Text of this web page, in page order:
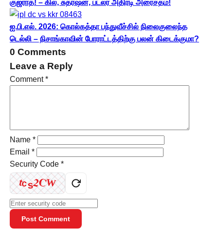
குஜராத்! – கில், சுதர்ஷன், பட்லர் அதிரடி அரைசதம்!
ஐ.பி.எல். 2026: கொல்கத்தா பந்துவீச்சில் நிலைகுலைந்த
டெல்லி – நிசாங்காவின் போராட்டத்திற்கு பலன் கிடைக்குமா?
0 Comments
Leave a Reply
Comment*
Name *
Email *
Security Code *
tcs2CW
Post Comment